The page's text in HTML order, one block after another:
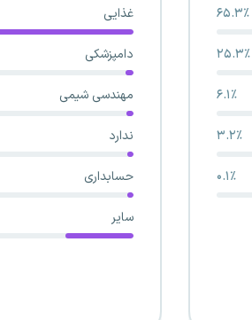
۶۵.۳٪
۲۵.۳٪
۶.۱٪
۳.۲٪
۰.۱٪
غذایی
دامپزشکی
مهندسی شیمی
ندارد
حسابداری
سایر